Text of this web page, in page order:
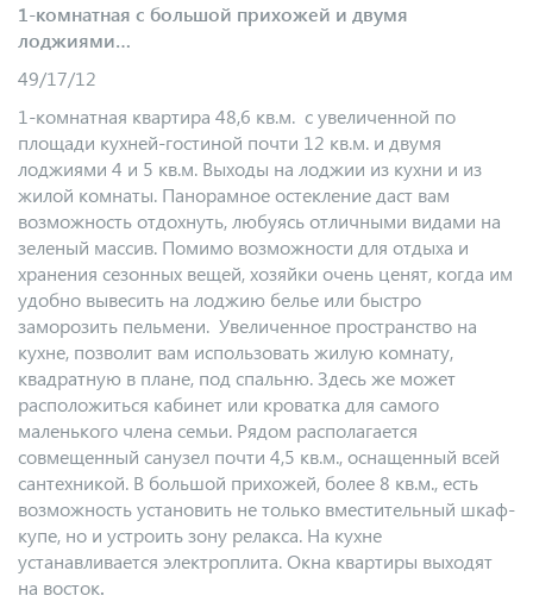
1-комнатная с большой прихожей и двумя
лоджиями…
49/17/12
1-комнатная квартира 48,6 кв.м. с увеличенной по
площади кухней-гостиной почти 12 кв.м. и двумя
лоджиями 4 и 5 кв.м. Выходы на лоджии из кухни и из
жилой комнаты. Панорамное остекление даст вам
возможность отдохнуть, любуясь отличными видами на
зеленый массив. Помимо возможности для отдыха и
хранения сезонных вещей, хозяйки очень ценят, когда им
удобно вывесить на лоджию белье или быстро
заморозить пельмени. Увеличенное пространство на
кухне, позволит вам использовать жилую комнату,
квадратную в плане, под спальню. Здесь же может
расположиться кабинет или кроватка для самого
маленького члена семьи. Рядом располагается
совмещенный санузел почти 4,5 кв.м., оснащенный всей
сантехникой. В большой прихожей, более 8 кв.м., есть
возможность установить не только вместительный шкаф-
купе, но и устроить зону релакса. На кухне
устанавливается электроплита. Окна квартиры выходят
на восток.